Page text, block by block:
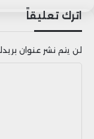
سهم أوراكل
اترك تعليقاً
لن يتم نشر عنوان